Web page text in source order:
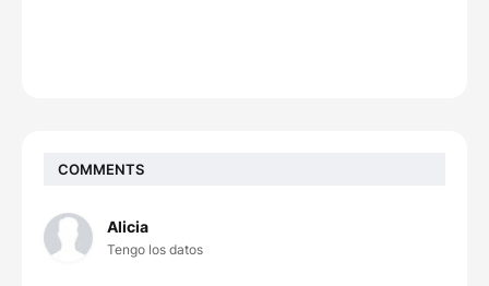
COMMENTS
Alicia
Tengo los datos